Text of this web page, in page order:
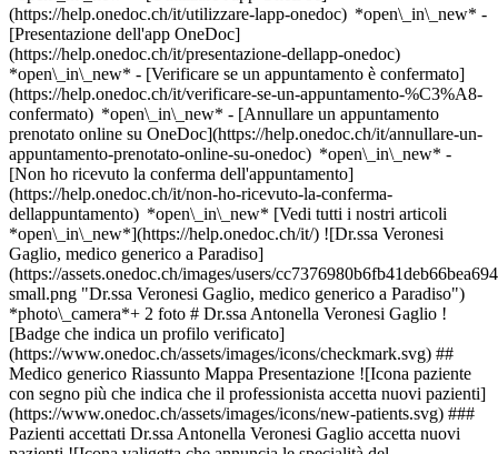
(https://help.onedoc.ch/it/utilizzare-lapp-onedoc) *open\_in\_new* -
[Presentazione dell'app OneDoc]
(https://help.onedoc.ch/it/presentazione-dellapp-onedoc)
*open\_in\_new* - [Verificare se un appuntamento è confermato]
(https://help.onedoc.ch/it/verificare-se-un-appuntamento-%C3%A8-
confermato) *open\_in\_new* - [Annullare un appuntamento
prenotato online su OneDoc](https://help.onedoc.ch/it/annullare-un-
appuntamento-prenotato-online-su-onedoc) *open\_in\_new* -
[Non ho ricevuto la conferma dell'appuntamento]
(https://help.onedoc.ch/it/non-ho-ricevuto-la-conferma-
dellappuntamento) *open\_in\_new* [Vedi tutti i nostri articoli
*open\_in\_new*](https://help.onedoc.ch/it/) ![Dr.ssa Veronesi
Gaglio, medico generico a Paradiso]
(https://assets.onedoc.ch/images/users/
small.png "Dr.ssa Veronesi Gaglio, medico generico a Paradiso")
*photo\_camera*+ 2 foto # Dr.ssa Antonella Veronesi Gaglio !
[Badge che indica un profilo verificato]
(https://www.onedoc.ch/assets/images/icons/checkmark.svg) ##
Medico generico Riassunto Mappa Presentazione ![Icona paziente
con segno più che indica che il professionista accetta nuovi pazienti]
(https://www.onedoc.ch/assets/images/icons/new-patients.svg) ###
Pazienti accettati Dr.ssa Antonella Veronesi Gaglio accetta nuovi